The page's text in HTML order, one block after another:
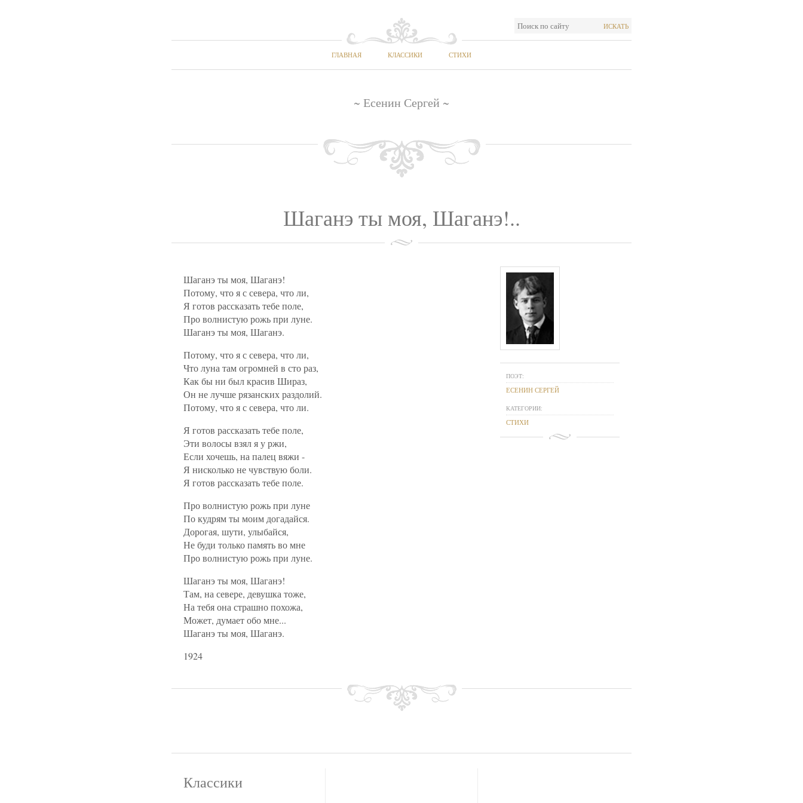
ИСКАТЬ
ГЛАВНАЯ КЛАССИКИ СТИХИ
~ Есенин Сергей ~
Шаганэ ты моя, Шаганэ!..
Шаганэ ты моя, Шаганэ!
Потому, что я с севера, что ли,
Я готов рассказать тебе поле,
Про волнистую рожь при луне.
Шаганэ ты моя, Шаганэ.
Потому, что я с севера, что ли,
Что луна там огромней в сто раз,
Как бы ни был красив Шираз,
Он не лучше рязанских раздолий.
Потому, что я с севера, что ли.
Я готов рассказать тебе поле,
Эти волосы взял я у ржи,
Если хочешь, на палец вяжи -
Я нисколько не чувствую боли.
Я готов рассказать тебе поле.
Про волнистую рожь при луне
По кудрям ты моим догадайся.
Дорогая, шути, улыбайся,
Не буди только память во мне
Про волнистую рожь при луне.
Шаганэ ты моя, Шаганэ!
Там, на севере, девушка тоже,
На тебя она страшно похожа,
Может, думает обо мне...
Шаганэ ты моя, Шаганэ.
1924
ПОЭТ:
ЕСЕНИН СЕРГЕЙ
КАТЕГОРИИ:
СТИХИ
Классики